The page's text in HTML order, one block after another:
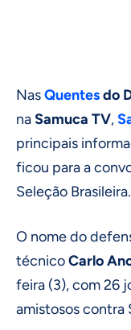
NasQuentesdo
naSamuca TV,
principais
ficou para a
Seleção Brasileira.
O nome do
técnicoCarlo
feira (3), com 26
amistosos contra